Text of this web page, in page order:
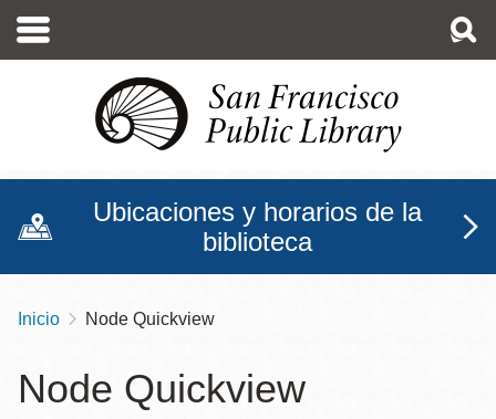
contenido
Ubicaciones y horarios de la
biblioteca
Sobrescribir
de
Inicio Node Quickview
Node Quickview